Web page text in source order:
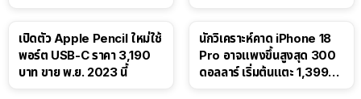
เปิดตัว Apple Pencil ใหม่ใช้
พอร์ต USB-C ราคา 3,190
บาท ขาย พ.ย. 2023 นี้
นักวิเคราะห์คาด iPhone 18
Pro อาจแพงขึ้นสูงสุด 300
ดอลลาร์ เริ่มต้นแตะ 1,399